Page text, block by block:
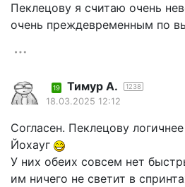
Пеклецову я считаю очень
очень преждевременным по
19 Тимур А. 1238
18.03.2025 12:12
Согласен. Пеклецову
Йохауг
У них обеих совсем нет
им ничего не светит в